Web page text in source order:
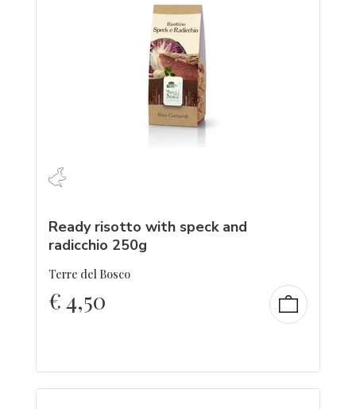
Ready risotto with speck and
radicchio 250g
Terre del Bosco
€4,50